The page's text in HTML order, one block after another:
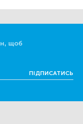
щоб
ПІДПИСАТИСЬ